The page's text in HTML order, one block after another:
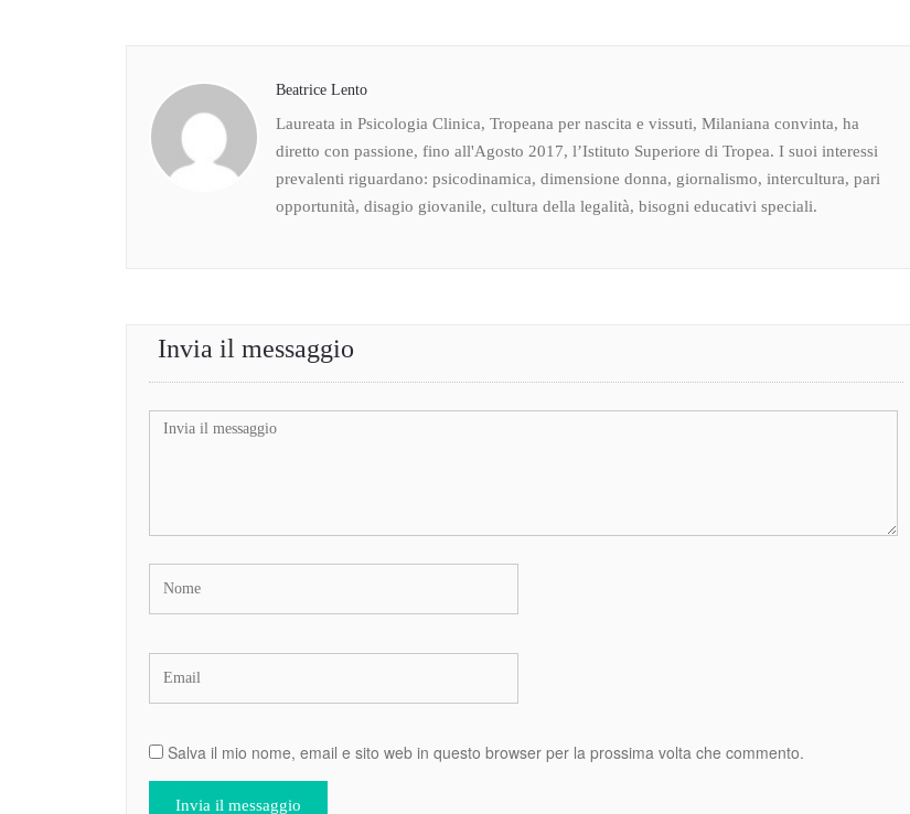
Beatrice Lento
Laureata in Psicologia Clinica, Tropeana per nascita e vissuti, Milaniana convinta, ha
diretto con passione, fino all'Agosto 2017, l’Istituto Superiore di Tropea. I suoi interessi
prevalenti riguardano: psicodinamica, dimensione donna, giornalismo, intercultura, pari
opportunità, disagio giovanile, cultura della legalità, bisogni educativi speciali.
Invia il messaggio
Salva il mio nome, email e sito web in questo browser per la prossima volta che commento.